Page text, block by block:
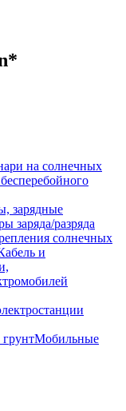
на солнечных
зарядные
заряда/разряда
солнечных
и
Мобильные